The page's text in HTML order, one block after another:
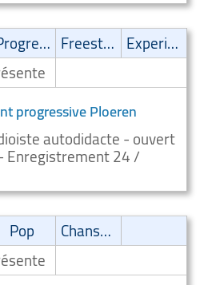
Progressive Freestyle
Experimental
progressive Ploeren
autodidacte - ouvert
Enregistrement 24 /
Pop
Chanson